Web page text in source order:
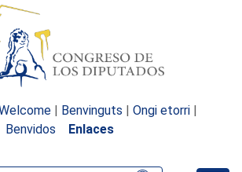
| Benvinguts | Ongi etorri |
Benvidos
Enlaces